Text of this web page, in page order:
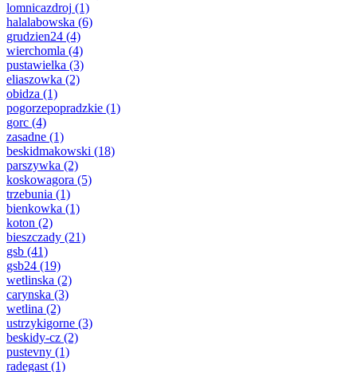
lomnicazdroj (1)
halalabowska (6)
grudzien24 (4)
wierchomla (4)
pustawielka (3)
eliaszowka (2)
obidza (1)
pogorzepopradzkie (1)
gorc (4)
zasadne (1)
beskidmakowski (18)
parszywka (2)
koskowagora (5)
trzebunia (1)
bienkowka (1)
koton (2)
bieszczady (21)
gsb (41)
gsb24 (19)
wetlinska (2)
carynska (3)
wetlina (2)
ustrzykigorne (3)
beskidy-cz (2)
pustevny (1)
radegast (1)